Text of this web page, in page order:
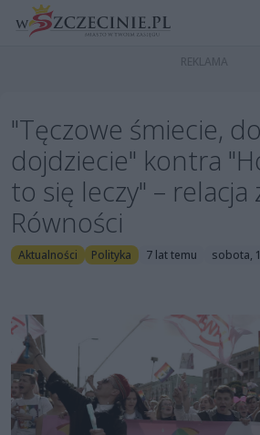
"Tęczowe śmiecie,
dojdziecie" kontra
to się leczy" – relacja
Równości
Aktualności Polityka 7 lat temu sobota,